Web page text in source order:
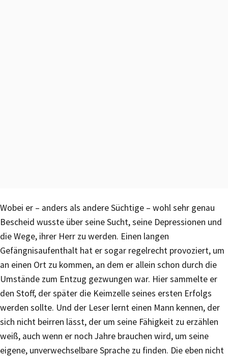
Wobei er – anders als andere Süchtige – wohl sehr genau
Bescheid wusste über seine Sucht, seine Depressionen und
die Wege, ihrer Herr zu werden. Einen langen
Gefängnisaufenthalt hat er sogar regelrecht provoziert, um
an einen Ort zu kommen, an dem er allein schon durch die
Umstände zum Entzug gezwungen war. Hier sammelte er
den Stoff, der später die Keimzelle seines ersten Erfolgs
werden sollte. Und der Leser lernt einen Mann kennen, der
sich nicht beirren lässt, der um seine Fähigkeit zu erzählen
weiß, auch wenn er noch Jahre brauchen wird, um seine
eigene, unverwechselbare Sprache zu finden. Die eben nicht